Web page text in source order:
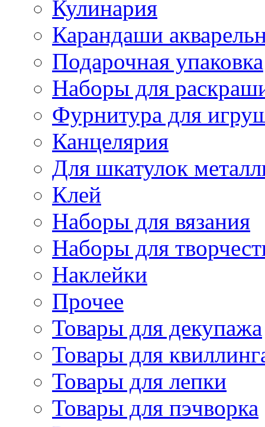
Кулинария
Карандаши
Подарочная упаковка
Наборы для
Фурнитура для
Канцелярия
Для шкатулок
Клей
Наборы для вязания
Наборы для
Наклейки
Прочее
Товары для декупажа
Товары для
Товары для лепки
Товары для пэчворка